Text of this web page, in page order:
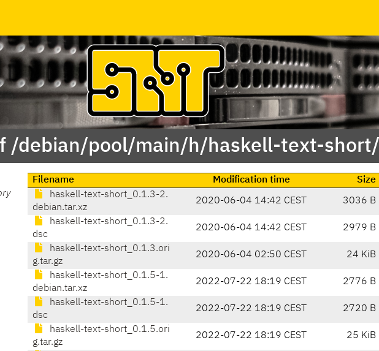
/debian/pool/main/h/haskell-text-short/
Filename Modification time
Size
haskell-text-short_0.1.3-2.
debian.tar.xz
2020-06-04 14:42 CEST 3036 B
haskell-text-short_0.1.3-2.
dsc
2020-06-04 14:42 CEST 2979 B
haskell-text-short_0.1.3.ori
g.tar.gz
2020-06-04 02:50 CEST 24 KiB
haskell-text-short_0.1.5-1.
debian.tar.xz
2022-07-22 18:19 CEST 2776 B
haskell-text-short_0.1.5-1.
dsc
2022-07-22 18:19 CEST 2720 B
haskell-text-short_0.1.5.ori
g.tar.gz
2022-07-22 18:19 CEST 25 KiB